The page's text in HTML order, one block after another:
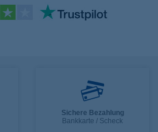
Sichere Bezahlung
Bankkarte / Scheck